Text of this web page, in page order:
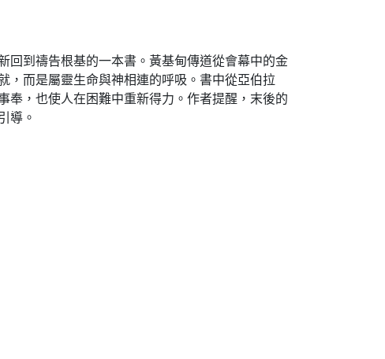
回到禱告根基的一本書。黃基甸傳道從會幕中的金
，而是屬靈生命與神相連的呼吸。書中從亞伯拉
奉，也使人在困難中重新得力。作者提醒，末後的
導。